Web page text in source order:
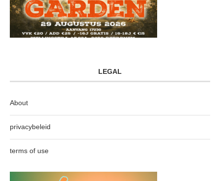
LEGAL
About
privacybeleid
terms of use